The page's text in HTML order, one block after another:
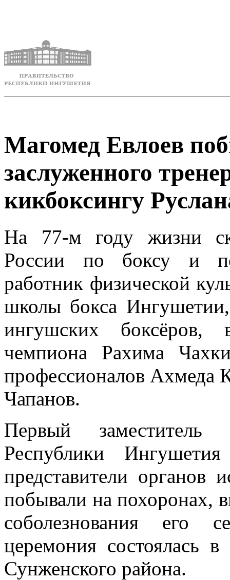
Магомед Евлоев
заслуженного
кикбоксингу
На 77-м году жизни
России по боксу и по
работник физической
школы бокса
ингушских
чемпиона Рахима
профессионалов Ахмеда
Чапанов.
Первый заместитель
Республики
представители органов
побывали на похоронах,
соболезнования его
церемония состоялась
Сунженского района.